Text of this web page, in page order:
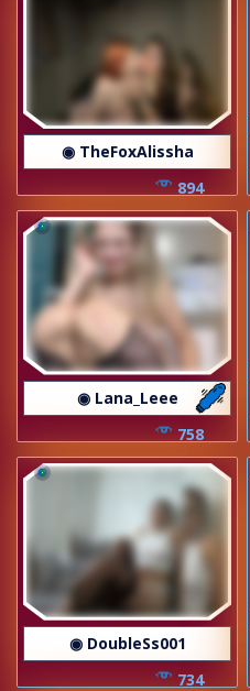
◉ TheFoxAlissha
894
◉ Lana_Leee
758
◉ DoubleSs001
734